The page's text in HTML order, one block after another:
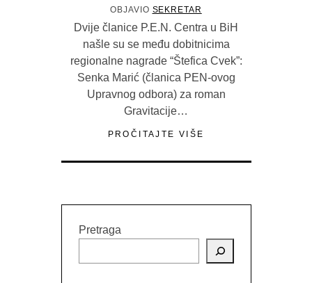
OBJAVIO SEKRETAR
Dvije članice P.E.N. Centra u BiH
našle su se među dobitnicima
regionalne nagrade “Štefica Cvek”:
Senka Marić (članica PEN-ovog
Upravnog odbora) za roman
Gravitacije…
PROČITAJTE VIŠE
Pretraga